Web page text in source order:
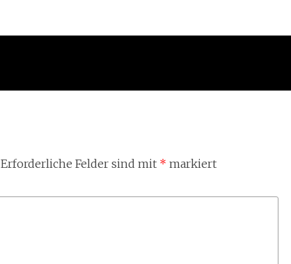
Erforderliche Felder sind mit * markiert